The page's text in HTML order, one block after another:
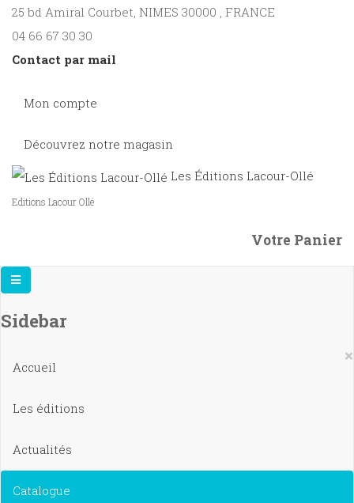
25 bd Amiral Courbet, NIMES 30000 , FRANCE
04 66 67 30 30
Contact par mail
Mon compte
Découvrez notre magasin
Les Éditions Lacour-Ollé
Editions Lacour Ollé
Votre Panier
Sidebar
×
Accueil
Les éditions
Actualités
Catalogue